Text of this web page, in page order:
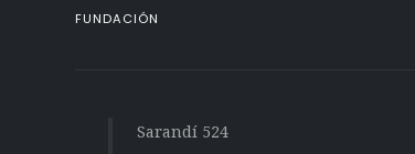
FUNDACIÓN
Sarandí 524